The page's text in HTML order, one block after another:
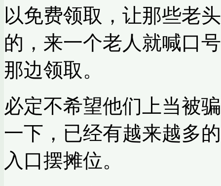
以免费领取，让那些老
的，来一个老人就喊口
那边领取。
必定不希望他们上当被
一下，已经有越来越多的
入口摆摊位。